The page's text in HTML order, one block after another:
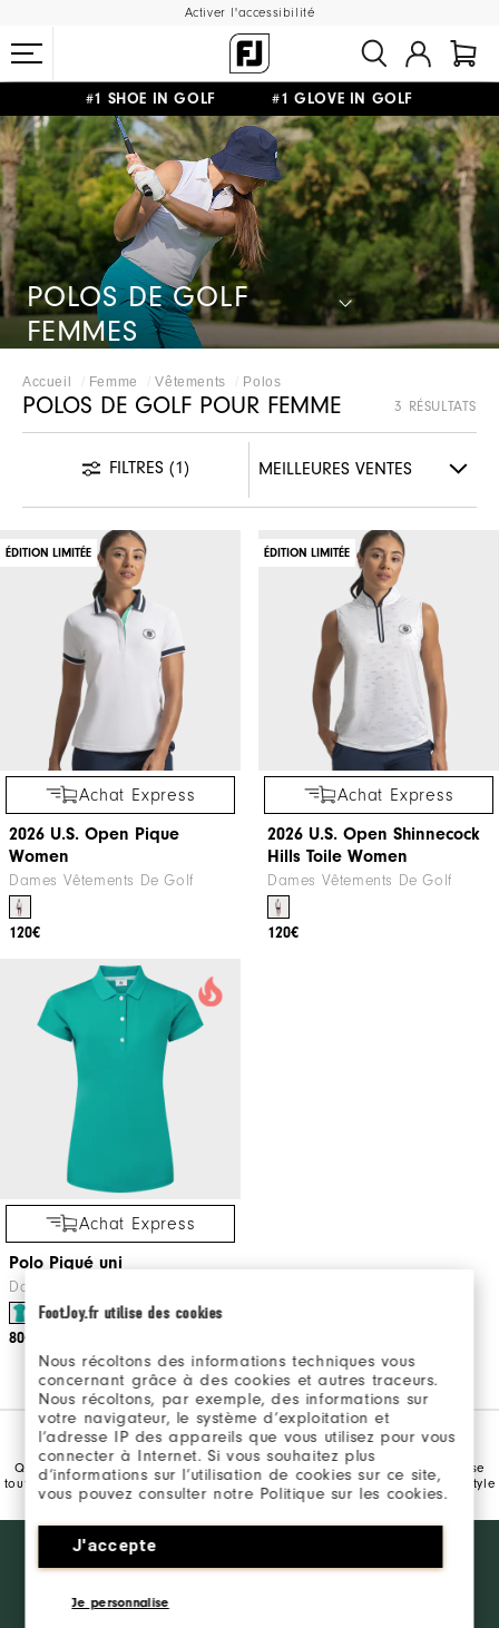
FootJoy.fr utilise des cookies
Nous récoltons des informations techniques vous
concernant grâce à des cookies et autres traceurs.
Nous récoltons, par exemple, des informations sur
votre navigateur, le système d’exploitation et
l’adresse IP des appareils que vous utilisez pour vous
connecter à Internet. Si vous souhaitez plus
d’informations sur l’utilisation de cookies sur ce site,
vous pouvez consulter notre Politique sur les cookies.
J'accepte
Je personnalise
Activer l'accessibilité
#1 SHOE IN GOLF #1 GLOVE IN GOLF
LIVRAISON OFFERTE DÈS 99€+&RETOUR GRATUIT
POLOS DE GOLF
FEMMES
Accueil Femme Vêtements Polos
POLOS DE GOLF POUR FEMME 3 RÉSULTATS
FILTRES (1)
ÉDITION LIMITÉE
Achat Express
2026 U.S. Open Pique
Women
Dames Vêtements De Golf
120€
ÉDITION LIMITÉE
Achat Express
2026 U.S. Open Shinnecock
Hills Toile Women
Dames Vêtements De Golf
120€
Achat Express
Polo Piqué uni
Dames Vêtements De Golf
+7
80€
JUPES ET POLOS DE GOLF POUR FEMME
Que ce soit au club-house ou sur le terrain de golf, FootJoy vous propose
toute une gamme de chemises de golf pour dames à choisir selon votre style
et conçues pour maximiser votre niveau de confort.
the ropes